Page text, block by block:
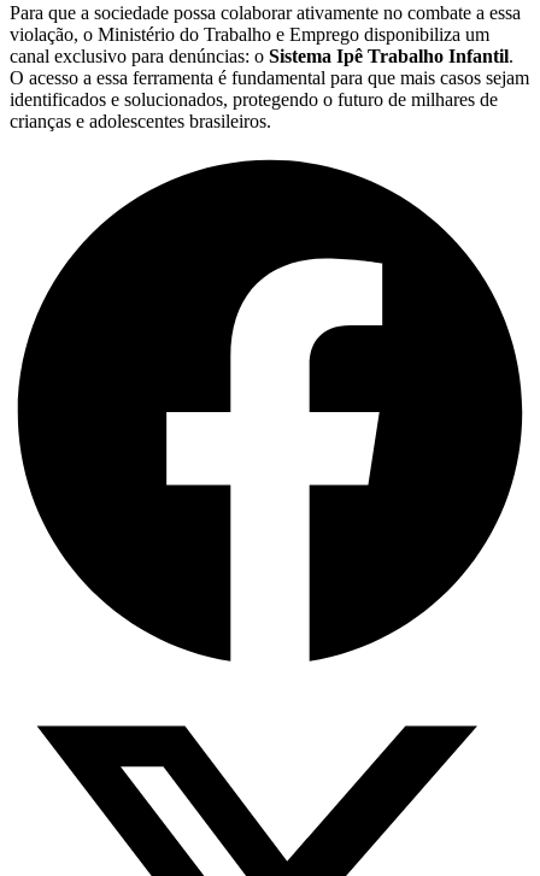
Para que a sociedade possa colaborar ativamente no combate a essa
violação, o Ministério do Trabalho e Emprego disponibiliza um
canal exclusivo para denúncias: o Sistema Ipê Trabalho Infantil.
O acesso a essa ferramenta é fundamental para que mais casos sejam
identificados e solucionados, protegendo o futuro de milhares de
crianças e adolescentes brasileiros.